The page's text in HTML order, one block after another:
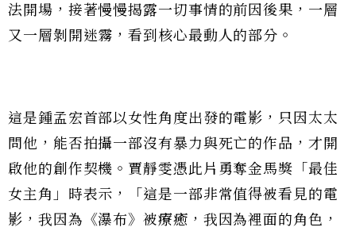
法開場，接著慢慢揭露一切事情的前因後果，一層
又一層剝開迷霧，看到核心最動人的部分。
這是鍾孟宏首部以女性角度出發的電影，只因太太
問他，能否拍攝一部沒有暴力與死亡的作品，才開
啟他的創作契機。賈靜雯憑此片勇奪金馬獎「最佳
女主角」時表示，「這是一部非常值得被看見的電
影，我因為《瀑布》被療癒，我因為裡面的角色，